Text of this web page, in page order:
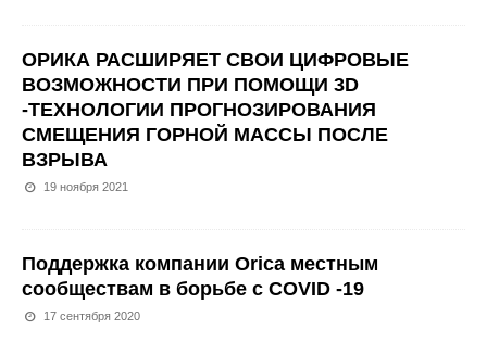
ОРИКА РАСШИРЯЕТ СВОИ ЦИФРОВЫЕ
ВОЗМОЖНОСТИ ПРИ ПОМОЩИ 3D
-ТЕХНОЛОГИИ ПРОГНОЗИРОВАНИЯ
СМЕЩЕНИЯ ГОРНОЙ МАССЫ ПОСЛЕ
ВЗРЫВА
19 ноября 2021
Поддержка компании Orica местным
сообществам в борьбе с COVID -19
17 сентября 2020